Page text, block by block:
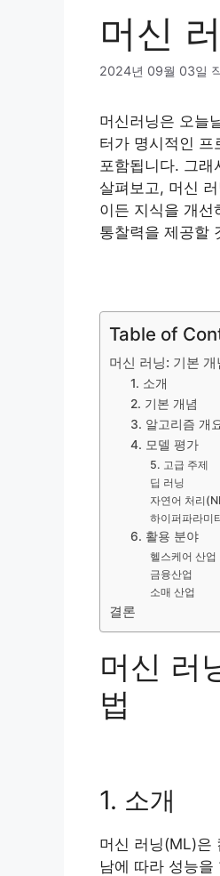
머신
2024년 09월 03일
머신러닝은 오늘
터가 명시적인 프
포함됩니다. 그래
살펴보고, 머신
이든 지식을 개
통찰력을 제공할
Table of
머신 러닝: 기본
1. 소개
2. 기본 개념
3. 알고리즘 개
4. 모델 평가
5. 고급 주제
딥 러닝
자연어 처리
하이퍼파라미
6. 활용 분야
헬스케어 산업
금융산업
소매 산업
결론
머신 러
법
1. 소개
머신 러닝(ML)은
남에 따라 성능